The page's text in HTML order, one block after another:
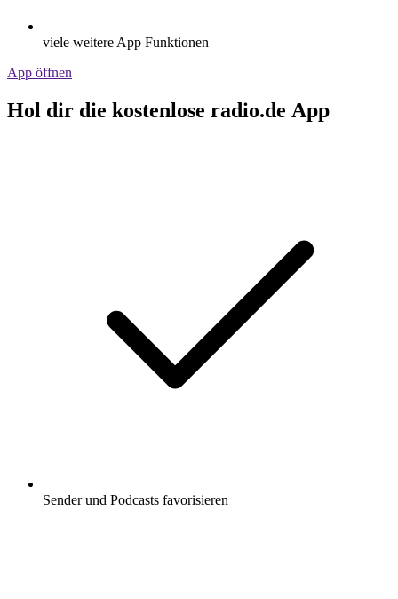
viele weitere App Funktionen
App öffnen
Hol dir die kostenlose radio.de App
Sender und Podcasts favorisieren